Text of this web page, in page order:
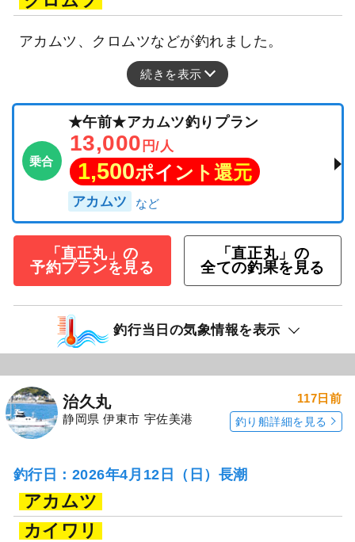
アカムツ、クロムツなどが釣れました。
続きを表示
乗合
★午前★アカムツ釣りプラン
13,000 円/人
1,500ポイント還元
アカムツ
「直正丸」の
予約プランを見る
「直正丸」の
全ての釣果を見る
釣行当日の気象情報を表示
治久丸
静岡県 伊東市 宇佐美港
117日前
釣り船詳細を見る
釣行日：2026年4月12日（日）長潮
アカムツ
カイワリ